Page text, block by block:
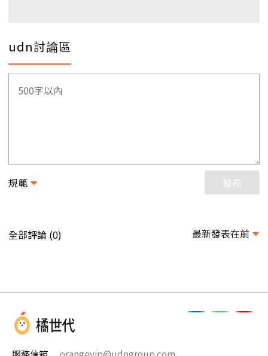
udn討論區
規範 發布
全部評論 (0) 最新發表在前